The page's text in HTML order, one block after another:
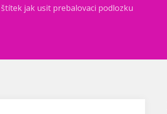
jak usit prebalovaci podlozku